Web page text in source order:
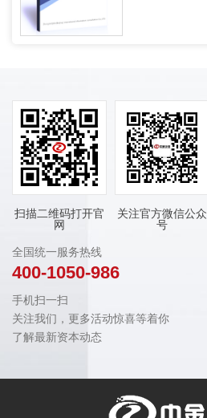
扫描二维码打开官
网
关注官方微信公众
号
全国统一服务热线
400-1050-986
手机扫一扫
关注我们，更多活动惊喜等着你
了解最新资本动态